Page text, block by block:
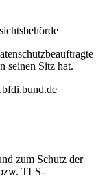
seinen Sitz hat.
zum Schutz der
TLS-